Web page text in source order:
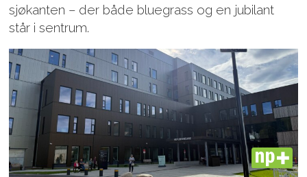
sjøkanten – der både bluegrass og en jubilant
står i sentrum.
PLUS